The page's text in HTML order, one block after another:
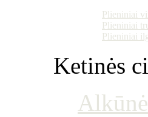
Plieniniai
Plieniniai
Plieniniai
Ketinės